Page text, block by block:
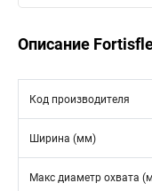
Описание
Код производителя
Ширина (мм)
Макс диаметр охвата